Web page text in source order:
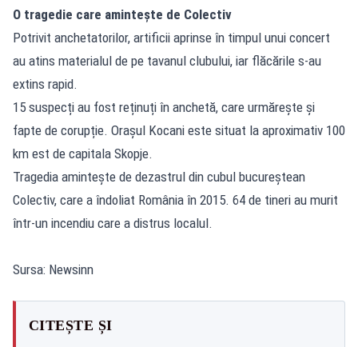
O tragedie care amintește de Colectiv
Potrivit anchetatorilor, artificii aprinse în timpul unui concert
au atins materialul de pe tavanul clubului, iar flăcările s-au
extins rapid.
15 suspecți au fost reținuți în anchetă, care urmărește și
fapte de corupție. Orașul Kocani este situat la aproximativ 100
km est de capitala Skopje.
Tragedia amintește de dezastrul din cubul bucureștean
Colectiv, care a îndoliat România în 2015. 64 de tineri au murit
într-un incendiu care a distrus localul.
Sursa: Newsinn
CITEȘTE ȘI